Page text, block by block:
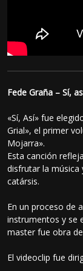
Fede Graña – Sí,
«Sí, Así» fue
Grial», el primer
Mojarra».
Esta canción
disfrutar la música
catársis.
En un proceso de
instrumentos y se
master fue obra
El videoclip fue